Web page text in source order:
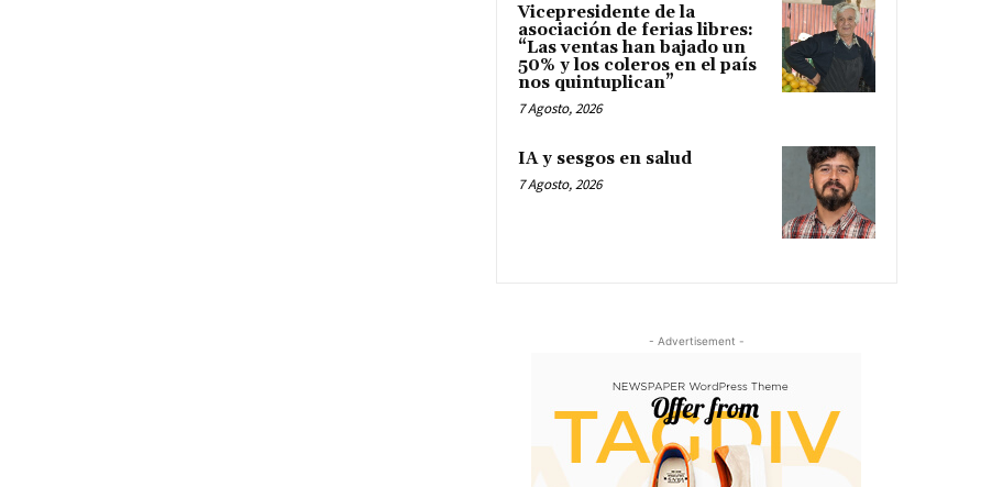
Vicepresidente de la
asociación de ferias libres:
“Las ventas han bajado un
50% y los coleros en el país
nos quintuplican”
7 Agosto, 2026
IA y sesgos en salud
7 Agosto, 2026
- Advertisement -